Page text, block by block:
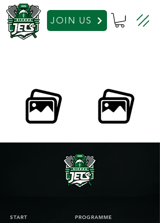
JOIN US
START PROGRAMME